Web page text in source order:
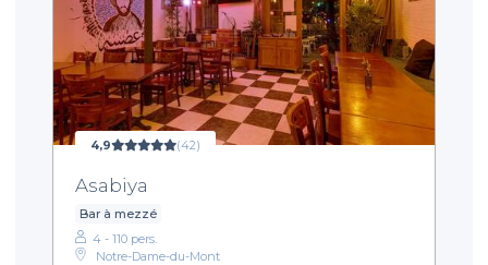
4,9 (42)
Asabiya
Bar à mezzé
4 - 110 pers.
Notre-Dame-du-Mont